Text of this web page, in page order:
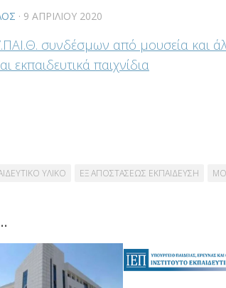
· 9 ΑΠΡΙΛΊΟΥ 2020
συνδέσμων από μουσεία και
εκπαιδευτικά παιχνίδια
ΥΛΙΚΟ ΕΞ ΑΠΟΣΤΑΣΕΩΣ ΕΚΠΑΙΔΕΥΣΗ